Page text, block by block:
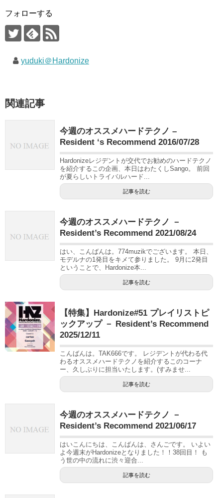
フォローする
yuduki＠Hardonize
関連記事
今週のオススメハードテクノ –
Resident ‘s Recommend 2016/07/28
Hardonizeレジデントが交代でお勧めのハードテクノ
を紹介するこの企画、本日はわたくしSango。 前回
が夏らしいトライバルハード...
記事を読む
今週のオススメハードテクノ －
Resident’s Recommend 2021/08/24
はい、こんばんは。774muzikでございます。 本日、
モデルナの1発目をキメて参りました。 9月に2発目
ということで、Hardonize本...
記事を読む
【特集】Hardonize#51 プレイリストピ
ックアップ － Resident’s Recommend
2025/12/11
こんばんは。TAK666です。 レジデントが代わる代
わるオススメハードテクノを紹介するこのコーナ
ー、久しぶりに担当いたします。(すみませ...
記事を読む
今週のオススメハードテクノ －
Resident’s Recommend 2021/06/17
はいこんにちは、こんばんは、さんごです。 いよい
よ今週末がHardonizeとなりました！！38回目！ も
う世の中の流れに渋々迎合...
記事を読む